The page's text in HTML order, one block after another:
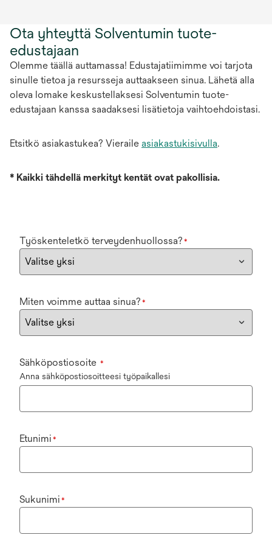
Ota yhteyttä Solventumin tuote-
edustajaan
Olemme täällä auttamassa! Edustajatiimimme voi tarjota
sinulle tietoa ja resursseja auttaakseen sinua. Lähetä alla
oleva lomake keskustellaksesi Solventumin tuote-
edustajaan kanssa saadaksesi lisätietoja vaihtoehdoistasi.
Etsitkö asiakastukea? Vieraile asiakastukisivulla.
* Kaikki tähdellä merkityt kentät ovat pakollisia.
Työskenteletkö terveydenhuollossa? *
Miten voimme auttaa sinua? *
Sähköpostiosoite *
Anna sähköpostiosoitteesi työpaikallesi
Etunimi *
Sukunimi *